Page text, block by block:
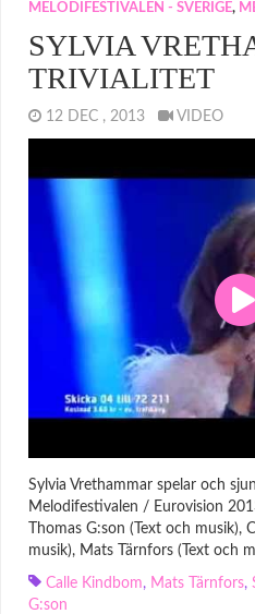
MELODIFESTIVALEN - SVERIGE,
SYLVIA
TRIVIALITET
12 DEC , 2013 VIDEO
Sylvia Vrethammar spelar och
Melodifestivalen / Eurovision
Thomas G:son (Text och musik),
musik), Mats Tärnfors (Text och
Calle Kindbom, Mats Tärnfors,
G:son